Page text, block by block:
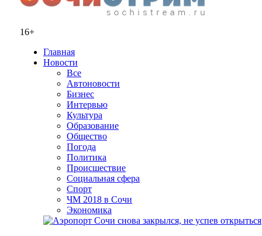
16+
Главная
Новости
Все
Автоновости
Бизнес
Интервью
Культура
Образование
Общество
Погода
Политика
Происшествие
Социальная сфера
Спорт
ЧМ 2018 в Сочи
Экономика